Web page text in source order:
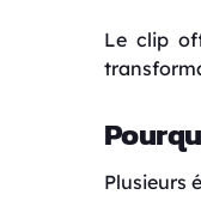
Le clip
Plusieurs